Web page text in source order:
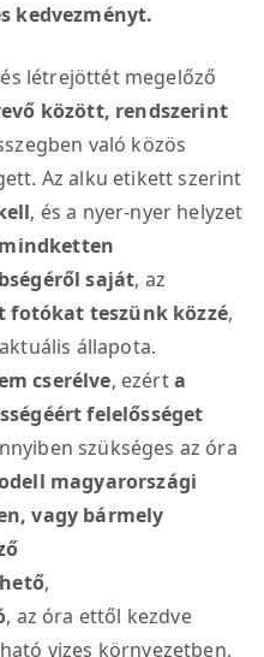
kedvezményt.
létrejöttét megelőző
között, rendszerint
való közös
Az alku etikett szerint
, és a nyer-nyer helyzet
saját, az
teszünk közzé,
állapota.
cserélve, ezérta
felelősséget
szükséges az óra
magyarországi
vagy bármely
,
, az óra ettől kezdve
vizes környezetben,